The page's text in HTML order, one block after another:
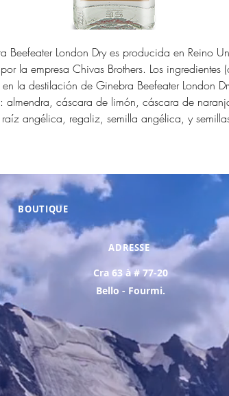
Beefeater London Dry es producida en Reino
la empresa Chivas Brothers. Los ingredientes
la destilación de Ginebra Beefeater London
almendra, cáscara de limón, cáscara de
angélica, regaliz, semilla angélica, y
BOUTIQUE
ADRESSE
Cra 63 à # 77-20
Bello - Fourmi.